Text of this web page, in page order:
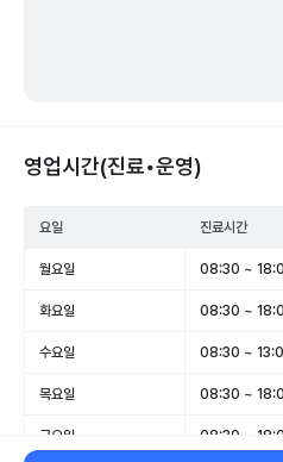
영업시간(진료•운영)
요일 진료시간
월요일 08:30 ~
화요일 08:30 ~
수요일 08:30 ~
목요일 08:30 ~
금요일 08:30 ~